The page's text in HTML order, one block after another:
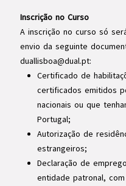
Inscrição no Curso
A inscrição no curso só
envio da seguinte
duallisboa@dual.pt:
Certificado de
certificados emitidos
nacionais ou que
Portugal;
Autorização de
estrangeiros;
Declaração de emprego
entidade patronal,